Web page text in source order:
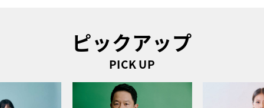
ピックアップ
PICK UP